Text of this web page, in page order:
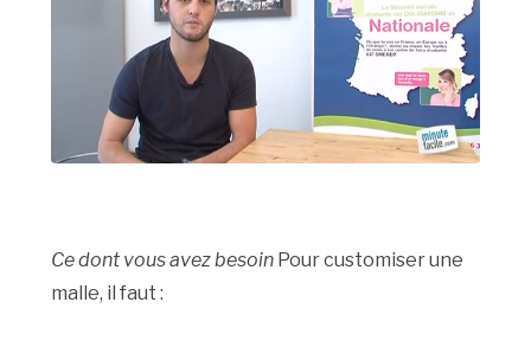
Ce dont vous avez besoin Pour customiser une
malle, il faut :